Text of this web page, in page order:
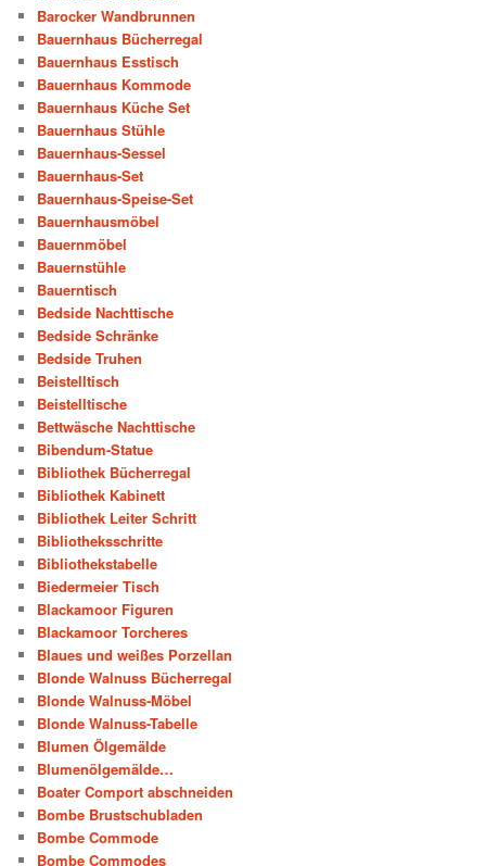
Barocker Wandbrunnen
Bauernhaus Bücherregal
Bauernhaus Esstisch
Bauernhaus Kommode
Bauernhaus Küche Set
Bauernhaus Stühle
Bauernhaus-Sessel
Bauernhaus-Set
Bauernhaus-Speise-Set
Bauernhausmöbel
Bauernmöbel
Bauernstühle
Bauerntisch
Bedside Nachttische
Bedside Schränke
Bedside Truhen
Beistelltisch
Beistelltische
Bettwäsche Nachttische
Bibendum-Statue
Bibliothek Bücherregal
Bibliothek Kabinett
Bibliothek Leiter Schritt
Bibliotheksschritte
Bibliothekstabelle
Biedermeier Tisch
Blackamoor Figuren
Blackamoor Torcheres
Blaues und weißes Porzellan
Blonde Walnuss Bücherregal
Blonde Walnuss-Möbel
Blonde Walnuss-Tabelle
Blumen Ölgemälde
Blumenölgemälde…
Boater Comport abschneiden
Bombe Brustschubladen
Bombe Commode
Bombe Commodes